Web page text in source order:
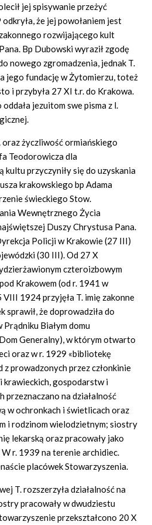
jej spisywanie przeżyć
że jej powołaniem jest
rozwijającego kult
Bp Dubowski wyraził zgodę
nowego zgromadzenia, jednak T.
jego fundację w Żytomierzu, toteż
i przybyła 27 XI t.r. do Krakowa.
jezuitom swe pisma z l.
oraz życzliwość ormiańskiego
Teodorowicza dla
kultu przyczyniły się do uzyskania
krakowskiego bp Adama
świeckiego Stow.
Wewnętrznego Życia
Duszy Chrystusa Pana.
Policji w Krakowie (27 III)
(30 III). Od 27 X
czteroizbowym
Krakowem (od r. 1941 w
1924 przyjęła T. imię zakonne
sprawił, że doprowadziła do
Białym domu
Generalny), w którym otwarto
oraz w r. 1929 «bibliotekę
z prowadzonych przez członkinie
krawieckich, gospodarstw i
przeznaczano na działalność
w ochronkach i świetlicach oraz
i rodzinom wielodzietnym; siostry
lekarską oraz pracowały jako
r. 1939 na terenie archidiec.
placówek Stowarzyszenia.
T. rozszerzyła działalność na
pracowały w dwudziestu
przekształcono 20 X